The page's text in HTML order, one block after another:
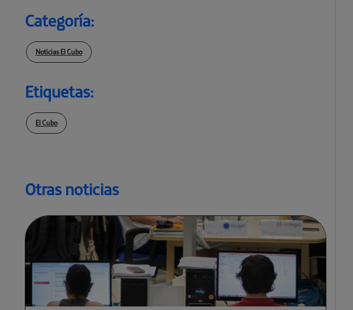
Categoría:
Noticias El Cubo
Etiquetas:
El Cubo
Otras noticias